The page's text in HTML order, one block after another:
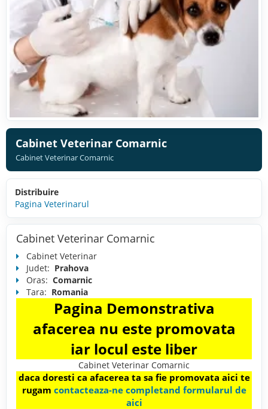
Cabinet Veterinar Comarnic
Cabinet Veterinar Comarnic
Distribuire
Pagina Veterinarul
Cabinet Veterinar Comarnic
Cabinet Veterinar
Judet: Prahova
Oras: Comarnic
Tara: Romania
Pagina Demonstrativa
afacerea nu este promovata
iar locul este liber
Cabinet Veterinar Comarnic
daca doresti ca afacerea ta sa fie promovata aici te
rugam contacteaza-ne completand formularul de
aici